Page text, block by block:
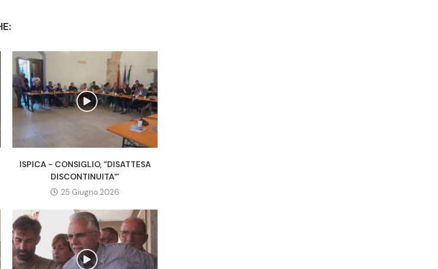
ISPICA - CONSIGLIO, “DISATTESA
DISCONTINUITA'”
25 Giugno 2026